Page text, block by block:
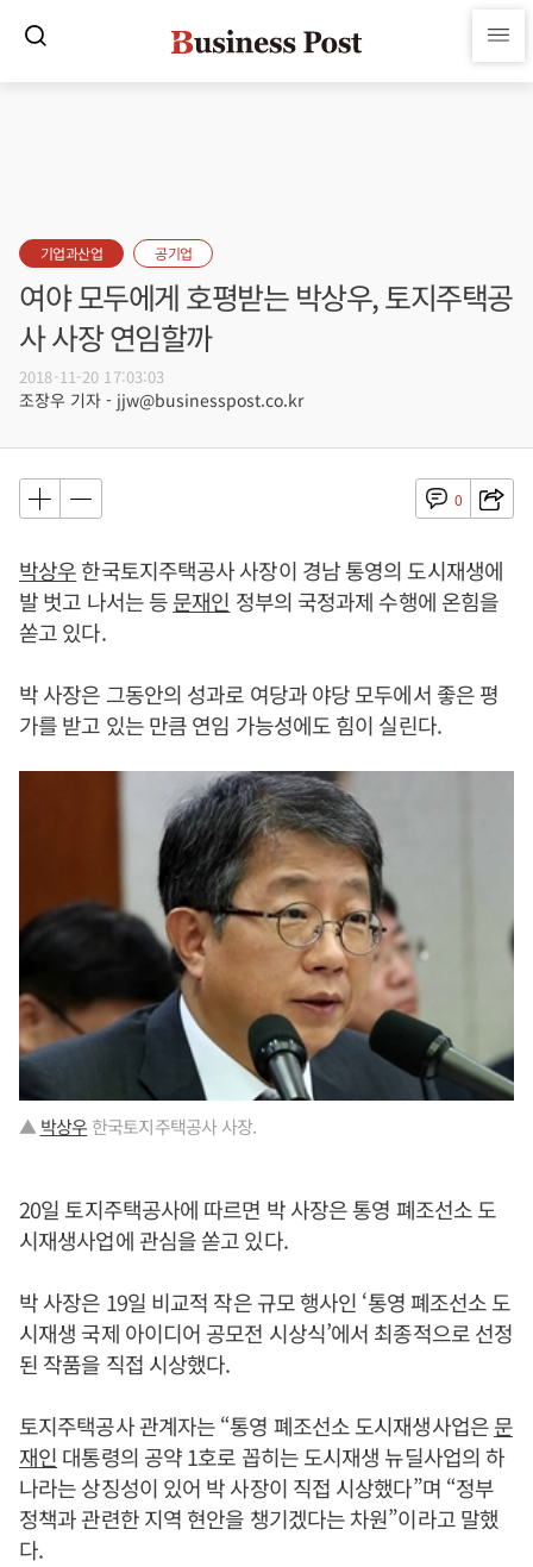
기업과산업 공기업
여야 모두에게 호평받는 박상우, 토지주택공
사 사장 연임할까
2018-11-20 17:03:03
조장우 기자 - jjw@businesspost.co.kr
0
박상우한국토지주택공사 사장이 경남 통영의 도시재생에
발 벗고 나서는 등문재인 정부의 국정과제 수행에 온힘을
쏟고 있다.
박 사장은 그동안의 성과로 여당과 야당 모두에서 좋은 평
가를 받고 있는 만큼 연임 가능성에도 힘이 실린다.
▲박상우 한국토지주택공사 사장.
20일 토지주택공사에 따르면 박 사장은 통영 폐조선소 도
시재생사업에 관심을 쏟고 있다.
박 사장은 19일 비교적 작은 규모 행사인 ‘통영 폐조선소 도
시재생 국제 아이디어 공모전 시상식’에서 최종적으로 선정
된 작품을 직접 시상했다.
토지주택공사 관계자는 “통영 폐조선소 도시재생사업은문
재인 대통령의 공약 1호로 꼽히는 도시재생 뉴딜사업의 하
나라는 상징성이 있어 박 사장이 직접 시상했다”며 “정부
정책과 관련한 지역 현안을 챙기겠다는 차원”이라고 말했
다.